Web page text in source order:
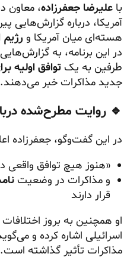
با علیرضا جعفرزاده، معاون
آمریکا، درباره گزارش‌هایی
هسته‌ای میان آمریکا و رژیم
در این برنامه، به
طرفین به یک توافق اولیه
جدید مذاکرات خبر می‌دهند.
🔹 روایت مطرح‌شده
در این گفت‌وگو، جعفرزاده
«هنوز هیچ توافق واقعی
و مذاکرات در وضعیت
قرار دارند
او همچنین به بروز
اسرائیلی اشاره کرده و
مذاکرات تأثیر گذاشته است.